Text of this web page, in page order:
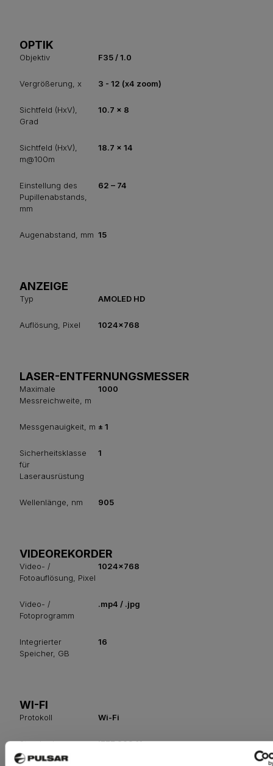
OPTIK
Objektiv F35 / 1.0
Vergrößerung, x 3 - 12 (x4 zoom)
Sichtfeld (HxV),
Grad
10.7 x 8
Sichtfeld (HxV),
m@100m
18.7 x 14
Einstellung des
Pupillenabstands,
mm
62 – 74
Augenabstand, mm 15
ANZEIGE
Typ AMOLED HD
Auflösung, Pixel 1024x768
LASER-ENTFERNUNGSMESSER
Maximale
Messreichweite, m
1000
Messgenauigkeit, m ± 1
Sicherheitsklasse
für
Laserausrüstung
1
Wellenlänge, nm 905
VIDEOREKORDER
Video- /
Fotoauflösung, Pixel
1024x768
Video- /
Fotoprogramm
.mp4 / .jpg
Integrierter
Speicher, GB
16
WI-FI
Protokoll Wi-Fi
Standard
IEEE 802.11